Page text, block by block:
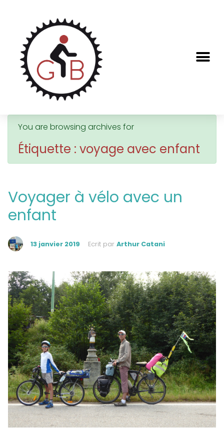
You are browsing archives for
Étiquette : voyage avec enfant
Voyager à vélo avec un
enfant
13 janvier 2019 Ecrit par Arthur Catani